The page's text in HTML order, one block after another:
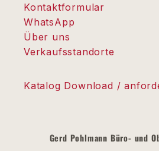
Kontaktformular
WhatsApp
Über uns
Verkaufsstandorte
Katalog Download /
Gerd Pohlmann Büro- und